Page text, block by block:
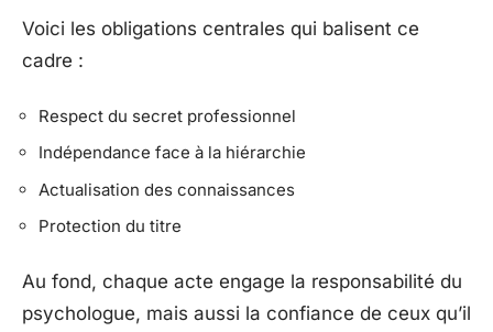
Voici les obligations centrales qui balisent ce
cadre :
Respect du secret professionnel
Indépendance face à la hiérarchie
Actualisation des connaissances
Protection du titre
Au fond, chaque acte engage la responsabilité du
psychologue, mais aussi la confiance de ceux qu’il